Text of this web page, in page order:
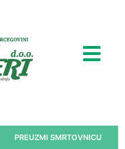
PREUZMI SMRTOVNICU